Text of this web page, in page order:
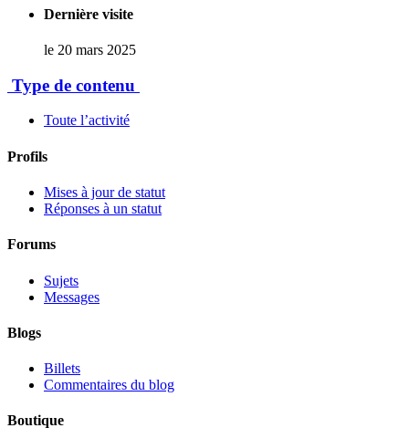
Dernière visite
le 20 mars 2025
Type de contenu
Toute l’activité
Profils
Mises à jour de statut
Réponses à un statut
Forums
Sujets
Messages
Blogs
Billets
Commentaires du blog
Boutique